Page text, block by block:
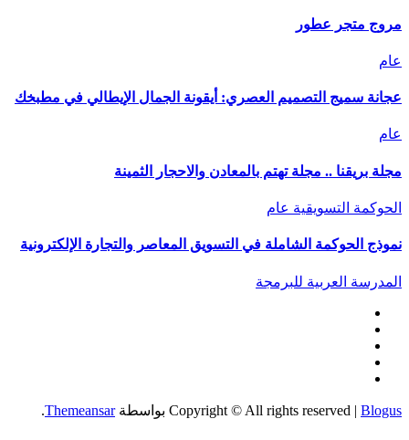
مروج متجر عطور
عام
عجانة سميج التصميم العصري: أيقونة الجمال الإيطالي في مطبخك
عام
مجلة بريقنا .. مجلة تهتم بالمعادن والاحجار الثمينة
الحوكمة التسويقية عام
نموذج الحوكمة الشاملة في التسويق المعاصر والتجارة الإلكترونية
المدرسة العربية للبرمجة
Copyright © All rights reserved | Blogus بواسطةThemeansar
.